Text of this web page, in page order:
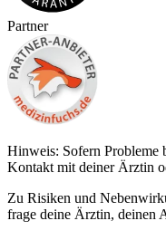
Partner
Hinweis: Sofern Probleme
Kontakt mit deiner Ärztin
Zu Risiken und
frage deine Ärztin, deinen